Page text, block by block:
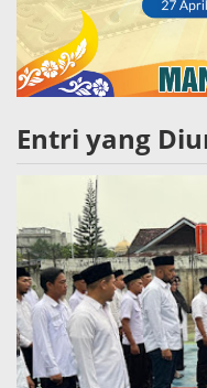
Entri yang